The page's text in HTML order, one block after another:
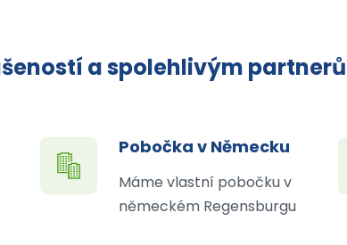
a spolehlivým
Pobočka v Německu
Máme vlastní pobočku v
německém Regensburgu